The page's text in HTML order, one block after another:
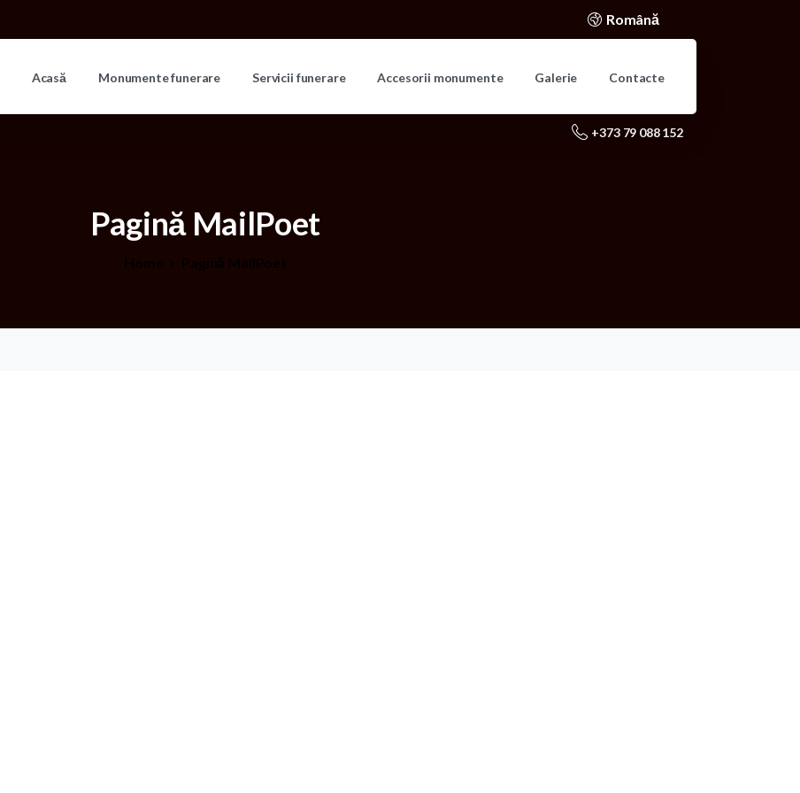
Română
Acasă Monumente funerare Servicii funerare Accesorii monumente Galerie Contacte
+373 79 088 152
Pagină MailPoet